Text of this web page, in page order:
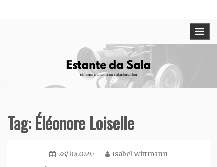
Tag:Éléonore Loiselle
28/10/2020 Isabel Wittmann